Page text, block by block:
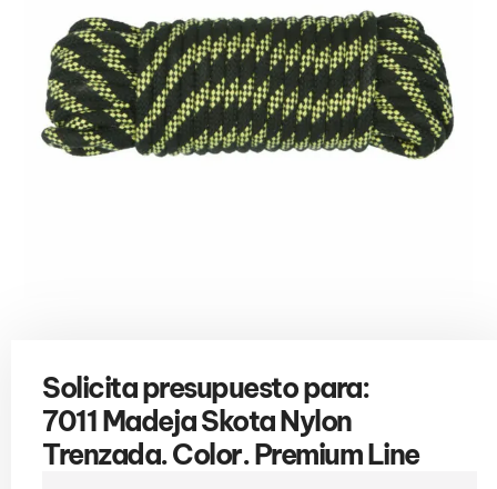
Solicita presupuesto para:
7011 Madeja Skota Nylon
Trenzada. Color. Premium Line